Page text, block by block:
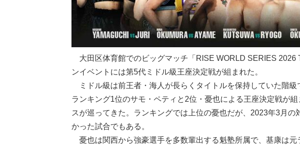
大田区体育館でのビッグマッチ「RISE WORLD SERIES 2026
ンイベントには第5代ミドル級王座決定戦が組まれた。
ミドル級は前王者・海人が長らくタイトルを保持していた階
ランキング1位のサモ・ペティと2位・憂也による王座決定戦が
スが巡ってきた。ランキングでは上位の憂也だが、2023年3月
かった試合でもある。
憂也は関西から強豪選手を多数輩出する魁塾所属で、基康は